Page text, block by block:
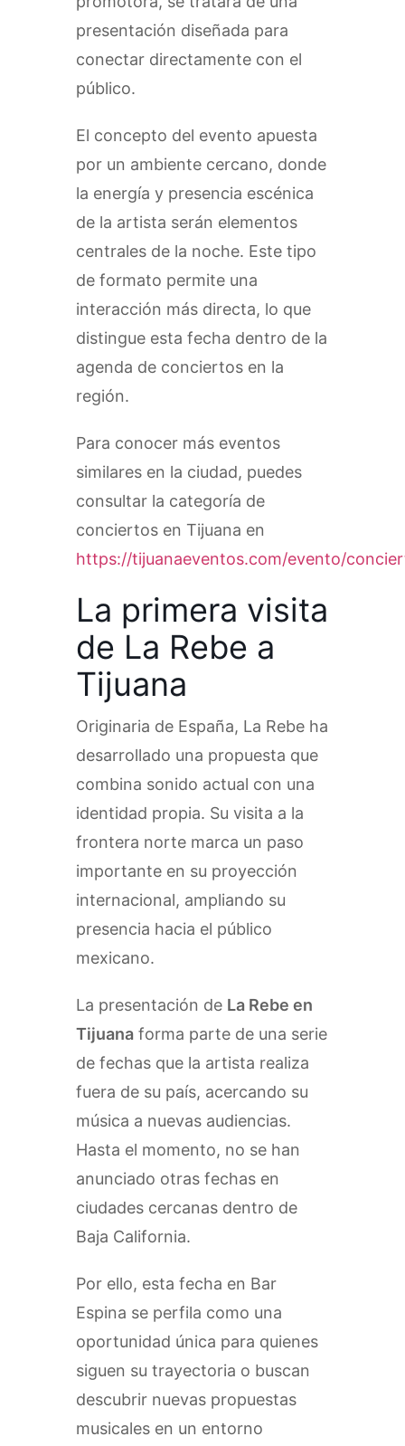
presentación diseñada para
conectar directamente con el
público.
El concepto del evento apuesta
por un ambiente cercano, donde
la energía y presencia escénica
de la artista serán elementos
centrales de la noche. Este tipo
de formato permite una
interacción más directa, lo que
distingue esta fecha dentro de la
agenda de conciertos en la
región.
Para conocer más eventos
similares en la ciudad, puedes
consultar la categoría de
conciertos en Tijuana en
https://tijuanaeventos.com/evento/
La primera visita
de La Rebe a
Tijuana
Originaria de España, La Rebe ha
desarrollado una propuesta que
combina sonido actual con una
identidad propia. Su visita a la
frontera norte marca un paso
importante en su proyección
internacional, ampliando su
presencia hacia el público
mexicano.
La presentación de La Rebe en
Tijuana forma parte de una serie
de fechas que la artista realiza
fuera de su país, acercando su
música a nuevas audiencias.
Hasta el momento, no se han
anunciado otras fechas en
ciudades cercanas dentro de
Baja California.
Por ello, esta fecha en Bar
Espina se perfila como una
oportunidad única para quienes
siguen su trayectoria o buscan
descubrir nuevas propuestas
musicales en un entorno